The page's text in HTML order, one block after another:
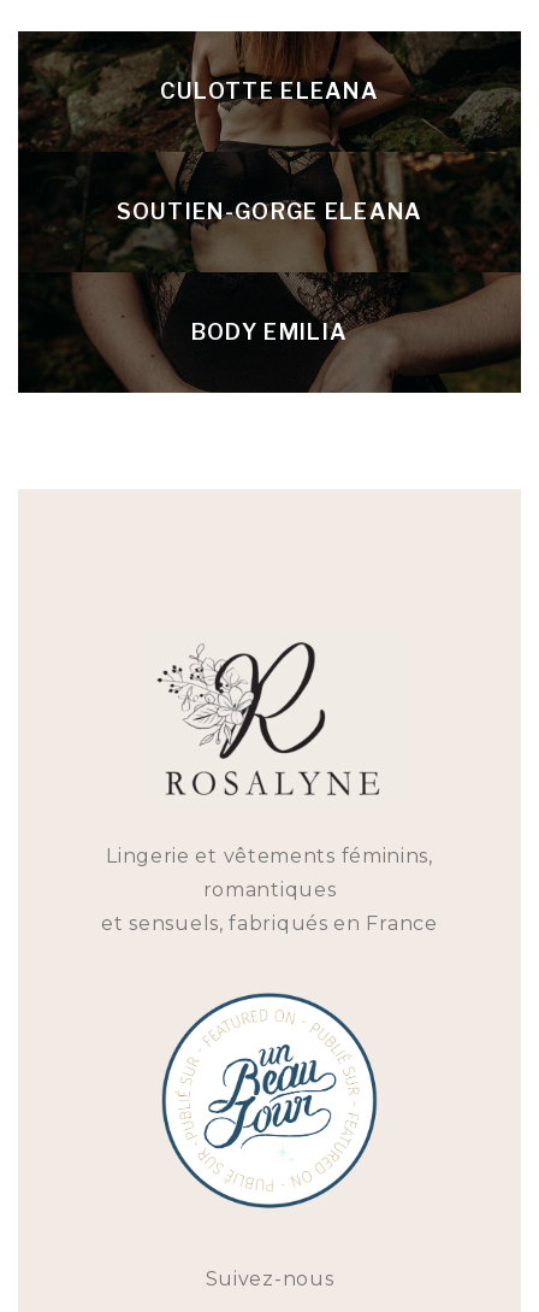
CULOTTE ELEANA
SOUTIEN-GORGE ELEANA
BODY EMILIA
Lingerie et vêtements féminins,
romantiques
et sensuels, fabriqués en France
Suivez-nous